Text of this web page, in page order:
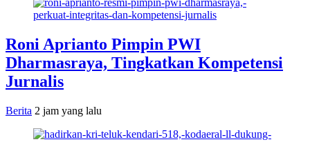
Roni Aprianto Pimpin PWI
Dharmasraya, Tingkatkan Kompetensi
Jurnalis
Berita 2 jam yang lalu